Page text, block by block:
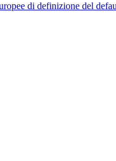
di definizione del